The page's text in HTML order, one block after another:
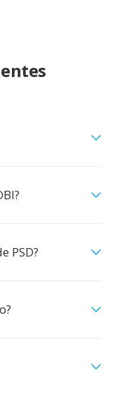
PSD?